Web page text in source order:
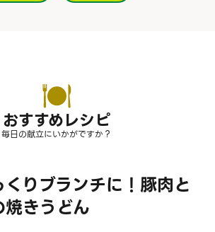
おすすめレシピ
毎日の献立にいかがですか？
りブランチに！豚肉と
きうどん